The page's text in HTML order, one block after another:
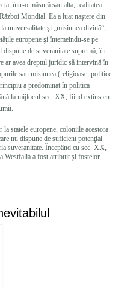
într-o măsură sau alta, realitatea
Mondial. Ea a luat naştere din
universalitate şi „misiunea divină”,
europene şi întemeindu-se pe
de suveranitate supremă; în
ar avea dreptul juridic să intervină în
sau misiunea (religioase, politice
a predominat în politica
la mijlocul sec. XX, fiind extins cu
statele europene, coloniile acestora
nu dispune de suficient potenţial
suveranitate. Începând cu sec. XX,
Westfalia a fost atribuit şi fostelor